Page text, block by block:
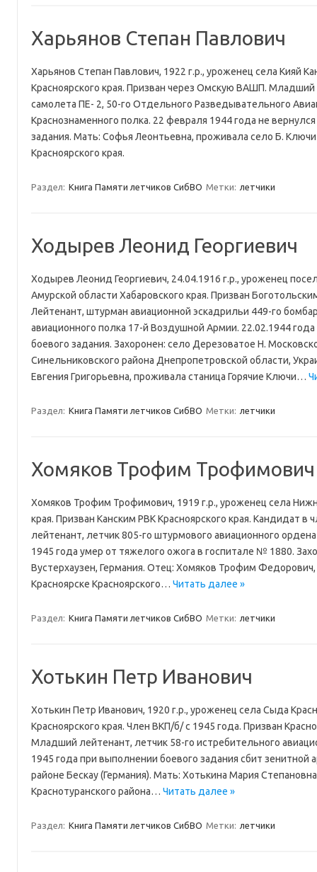
Харьянов Степан Павлович
Харьянов Степан Павлович, 1922 г.р., уроженец села Кияй
Красноярского края. Призван через Омскую ВАШП. Младший
самолета ПЕ- 2, 50-го Отдельного Разведывательного
Краснознаменного полка. 22 февраля 1944 года не
задания. Мать: Софья Леонтьевна, проживала село Б.
Красноярского края.
Раздел: Книга Памяти летчиков СибВО Метки: летчики
Ходырев Леонид Георгиевич
Ходырев Леонид Георгиевич, 24.04.1916 г.р., уроженец
Амурской области Хабаровского края. Призван
Лейтенант, штурман авиационной эскадрильи 449-го
авиационного полка 17-й Воздушной Армии. 22.02.1944
боевого задания. Захоронен: село Дерезоватое Н.
Синельниковского района Днепропетровской области,
Евгения Григорьевна, проживала станица Горячие Ключи…
Раздел: Книга Памяти летчиков СибВО Метки: летчики
Хомяков Трофим Трофимович
Хомяков Трофим Трофимович, 1919 г.р., уроженец села
края. Призван Канским РВК Красноярского края. Кандидат
лейтенант, летчик 805-го штурмового авиационного
1945 года умер от тяжелого ожога в госпитале № 1880.
Вустерхаузен, Германия. Отец: Хомяков Трофим
Красноярске Красноярского… Читать далее »
Раздел: Книга Памяти летчиков СибВО Метки: летчики
Хотькин Петр Иванович
Хотькин Петр Иванович, 1920 г.р., уроженец села Сыда
Красноярского края. Член ВКП/б/ с 1945 года. Призван
Младший лейтенант, летчик 58-го истребительного
1945 года при выполнении боевого задания сбит зенитной
районе Бескау (Германия). Мать: Хотькина Мария
Краснотуранского района… Читать далее »
Раздел: Книга Памяти летчиков СибВО Метки: летчики